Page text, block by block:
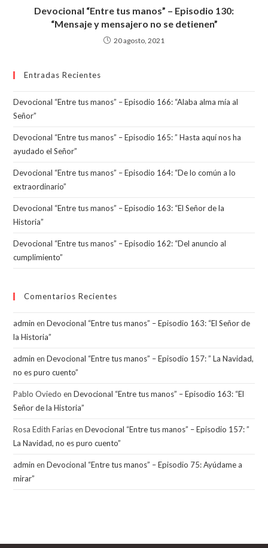
Devocional “Entre tus manos” – Episodio 130:
“Mensaje y mensajero no se detienen”
20 agosto, 2021
Entradas Recientes
Devocional “Entre tus manos” – Episodio 166: “Alaba alma mía al
Señor”
Devocional “Entre tus manos” – Episodio 165: ” Hasta aquí nos ha
ayudado el Señor”
Devocional “Entre tus manos” – Episodio 164: “De lo común a lo
extraordinario”
Devocional “Entre tus manos” – Episodio 163: “El Señor de la
Historia”
Devocional “Entre tus manos” – Episodio 162: “Del anuncio al
cumplimiento”
Comentarios Recientes
admin enDevocional “Entre tus manos” – Episodio 163: “El Señor de
la Historia”
admin enDevocional “Entre tus manos” – Episodio 157: ” La Navidad,
no es puro cuento”
Pablo Oviedo enDevocional “Entre tus manos” – Episodio 163: “El
Señor de la Historia”
Rosa Edith FariasenDevocional “Entre tus manos” – Episodio 157: ”
La Navidad, no es puro cuento”
admin enDevocional “Entre tus manos” – Episodio 75: Ayúdame a
mirar”